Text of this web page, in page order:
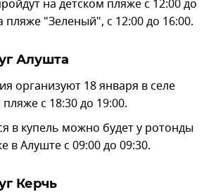
на детском пляже с 12:00 до
пляже "Зеленый", с 12:00 до 16:00.
Алушта
организуют 18 января в селе
с 18:30 до 19:00.
в купель можно будет у ротонды
в Алуште с 09:00 до 09:30.
Керчь